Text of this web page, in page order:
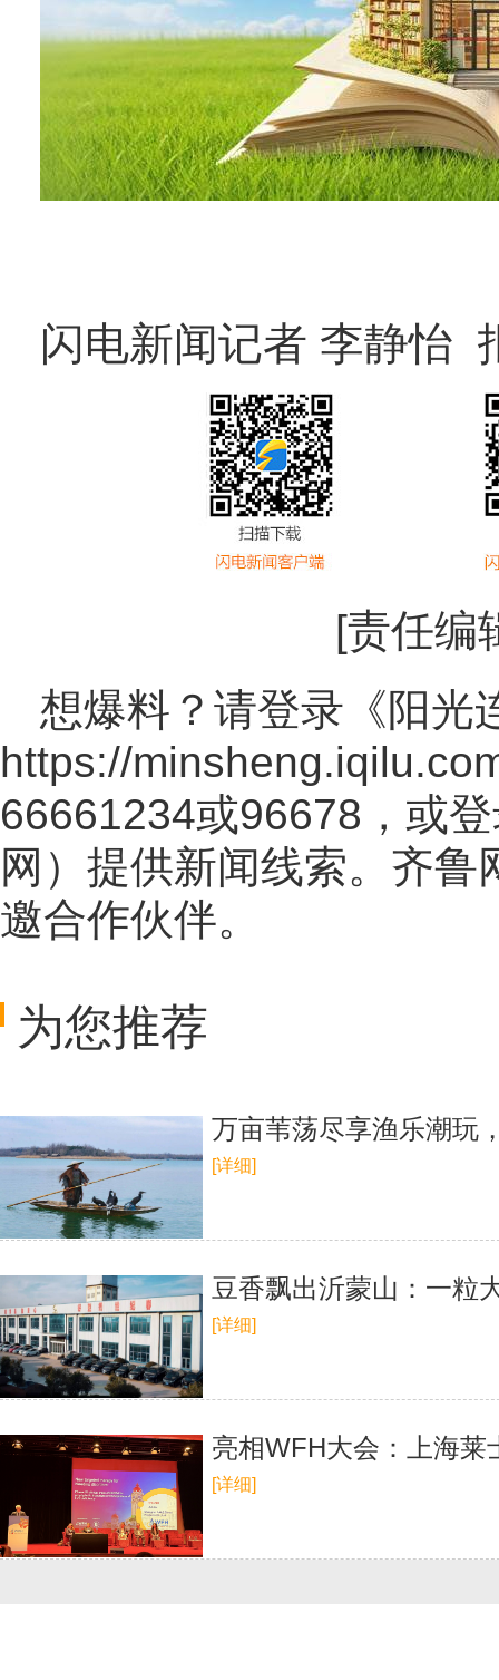
闪电新闻记者 李静怡
[责任编
想爆料？请登录《阳光
https://
66661234或96678，或
网 ）提供新闻线索。齐鲁
邀合作伙伴。
为您推荐
万亩苇荡尽享渔乐潮玩
[详细]
豆香飘出沂蒙山：一粒
[详细]
亮相WFH大会：上海莱
[详细]